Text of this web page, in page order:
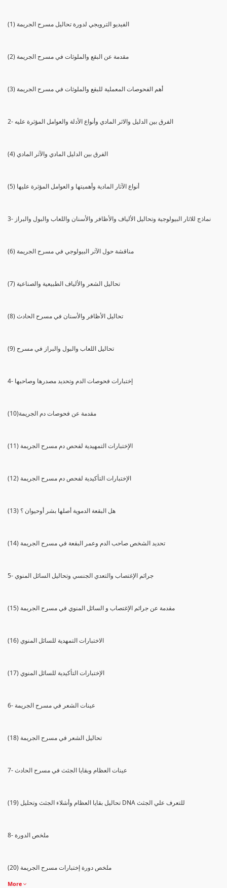
(1) الفيديو الترويجي لدورة تحاليل مسرح الجريمة
(2) مقدمة عن البقع والملوثات في مسرح الجريمة
(3) أهم الفحوصات المعملية للبقع والملوثات في مسرح الجريمة
2- الفرق بين الدليل والاثر المادي وأنواع الأدلة والعوامل المؤثرة عليه
(4) الفرق بين الدليل المادي والآثر المادي
(5) أنواع الآثار المادية وأهميتها و العوامل المؤثرة عليها
3- نماذج للاثار البيولوجية وتحاليل الألياف والأظافر والأسنان واللعاب والبول والبراز
(6) مناقشة حول الآثر البيولوجي في مسرح الجريمة
(7) تحاليل الشعر والألياف الطبيعية والصناعية
(8) تحاليل الأظافر والأسنان في مسرح الحادث
(9) تحاليل اللعاب والبول والبراز في مسرح
4- إختبارات فحوصات الدم وتحديد مصدرها وصاحبها
(10)مقدمة عن فحوصات دم الجريمة
(11) الإختبارات التمهيدية لفحص دم مسرح الجريمة
(12) الإختبارات التأكيدية لفحص دم مسرح الجريمة
(13) هل البقعة الدموية أصلها بشر أوحيوان ؟
(14) تحديد الشخص صاحب الدم وعمر البقعة في مسرح الجريمة
5- جرائم الإغتصاب والتعدي الجنسي وتحاليل السائل المنوي
(15) مقدمة عن جرائم الإغتصاب و السائل المنوي في مسرح الجريمة
(16) الاختبارات التمهدية للسائل المنوي
(17) الإختبارات التأكيدية للسائل المنوي
6- عينات الشعر في مسرح الجريمة
(18) تحاليل الشعر في مسرح الجريمة
7- عينات العظام وبقايا الجثث في مسرح الحادث
(19) تحاليل بقايا العظام وأشلاء الجثث وتحليل DNA للتعرف علي الجثث
8- ملخص الدورة
(20) ملخص دورة إختبارات مسرح الجريمة
More